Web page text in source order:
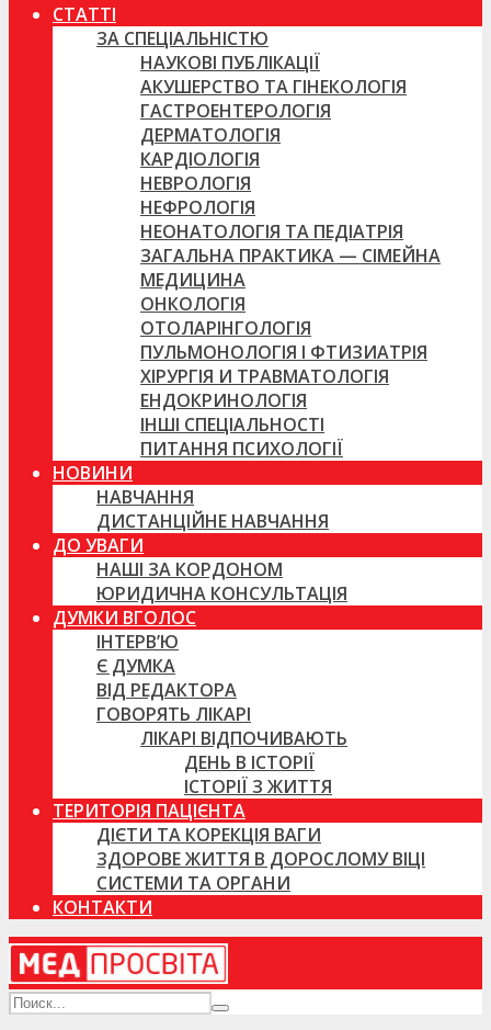
СТАТТІ
ЗА СПЕЦІАЛЬНІСТЮ
НАУКОВІ ПУБЛІКАЦІЇ
АКУШЕРСТВО ТА ГІНЕКОЛОГІЯ
ГАСТРОЕНТЕРОЛОГІЯ
ДЕРМАТОЛОГІЯ
КАРДІОЛОГІЯ
НЕВРОЛОГІЯ
НЕФРОЛОГІЯ
НЕОНАТОЛОГІЯ ТА ПЕДІАТРІЯ
ЗАГАЛЬНА ПРАКТИКА — СІМЕЙНА
МЕДИЦИНА
ОНКОЛОГІЯ
ОТОЛАРІНГОЛОГІЯ
ПУЛЬМОНОЛОГІЯ І ФТИЗИАТРІЯ
ХІРУРГІЯ И ТРАВМАТОЛОГІЯ
ЕНДОКРИНОЛОГІЯ
ІНШІ СПЕЦІАЛЬНОСТІ
ПИТАННЯ ПСИХОЛОГІЇ
НОВИНИ
НАВЧАННЯ
ДИСТАНЦІЙНЕ НАВЧАННЯ
ДО УВАГИ
НАШІ ЗА КОРДОНОМ
ЮРИДИЧНА КОНСУЛЬТАЦІЯ
ДУМКИ ВГОЛОС
ІНТЕРВ’Ю
Є ДУМКА
ВІД РЕДАКТОРА
ГОВОРЯТЬ ЛІКАРІ
ЛІКАРІ ВІДПОЧИВАЮТЬ
ДЕНЬ В ІСТОРІЇ
ІСТОРІЇ З ЖИТТЯ
ТЕРИТОРІЯ ПАЦІЄНТА
ДІЄТИ ТА КОРЕКЦІЯ ВАГИ
ЗДОРОВЕ ЖИТТЯ В ДОРОСЛОМУ ВІЦІ
СИСТЕМИ ТА ОРГАНИ
КОНТАКТИ